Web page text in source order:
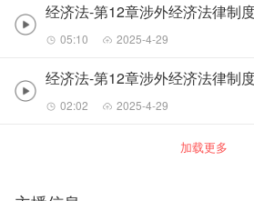
05:10 2025-4-29
02:02 2025-4-29
加载更多